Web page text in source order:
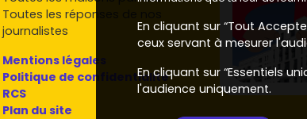
Toutes les réponses de nos
journalistes
Mentions légales
Politique de confidentialité
RCS
Plan du site
En cliquant sur “Tout
ceux servant à mesurer
En cliquant sur “Essentiels
l'audience uniquement.